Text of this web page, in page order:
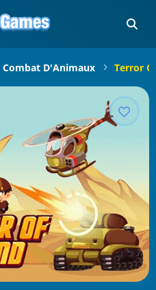
Combat D'Animaux Terror